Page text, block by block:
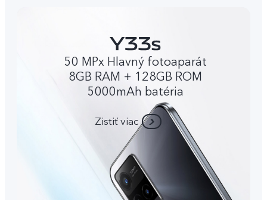
50 MPx Hlavný fotoaparát
8GB RAM + 128GB ROM
5000mAh batéria
Zistiť viac